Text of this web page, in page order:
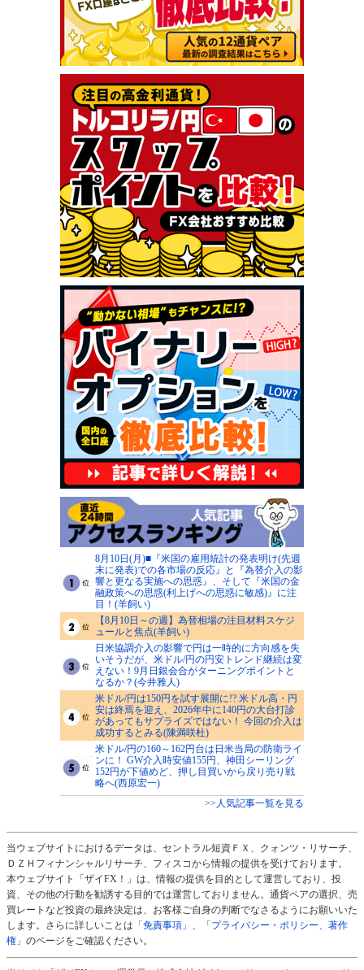
8月10日(月)■『米国の雇用統計の発表明け(先週
末に発表)での各市場の反応』と『為替介入の影
響と更なる実施への思惑』、そして『米国の金
融政策への思惑(利上げへの思惑に敏感)』に注
目！(羊飼い)
【8月10日～の週】為替相場の注目材料スケジ
ュールと焦点(羊飼い)
日米協調介入の影響で円は一時的に方向感を失
いそうだが、米ドル/円の円安トレンド継続は変
えない！9月日銀会合がターニングポイントと
なるか？(今井雅人)
米ドル/円は150円を試す展開に!? 米ドル高・円
安は終焉を迎え、2026年中に140円の大台打診
があってもサプライズではない！ 今回の介入は
成功するとみる(陳満咲杜)
米ドル/円の160～162円台は日米当局の防衛ライ
ンに！ GW介入時安値155円、神田シーリング
152円が下値めど、押し目買いから戻り売り戦
略へ(西原宏一)
>>人気記事一覧を見る
当ウェブサイトにおけるデータは、セントラル短資ＦＸ、クォンツ・リサーチ、
ＤＺＨフィナンシャルリサーチ、フィスコから情報の提供を受けております。
本ウェブサイト「ザイFX！」は、情報の提供を目的として運営しており、投
資、その他の行動を勧誘する目的では運営しておりません。通貨ペアの選択、売
買レートなど投資の最終決定は、お客様ご自身の判断でなさるようにお願いいた
します。さらに詳しいことは 「免責事項」 、
「プライバシー・ポリシー、著作
権」 のページをご確認ください。